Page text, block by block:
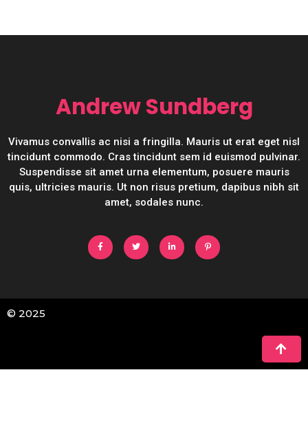
Andrew Sundberg
Vivamus convallis ac nisi a fringilla. Mauris ut erat eget nisl
tincidunt commodo. Cras tincidunt sem id euismod pulvinar.
Suspendisse sit amet urna elementum, posuere mauris
quis, ultricies mauris. Ut non risus pretium, dapibus nibh sit
amet, sodales nunc.
© 2025